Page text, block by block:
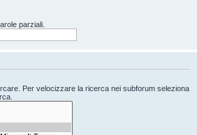
parziali.
Per velocizzare la ricerca nei subforum seleziona